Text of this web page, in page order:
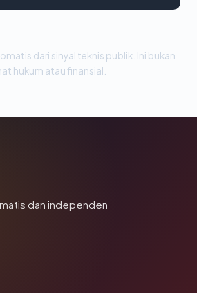
dari sinyal teknis publik. Ini bukan
hukum atau finansial.
dan independen